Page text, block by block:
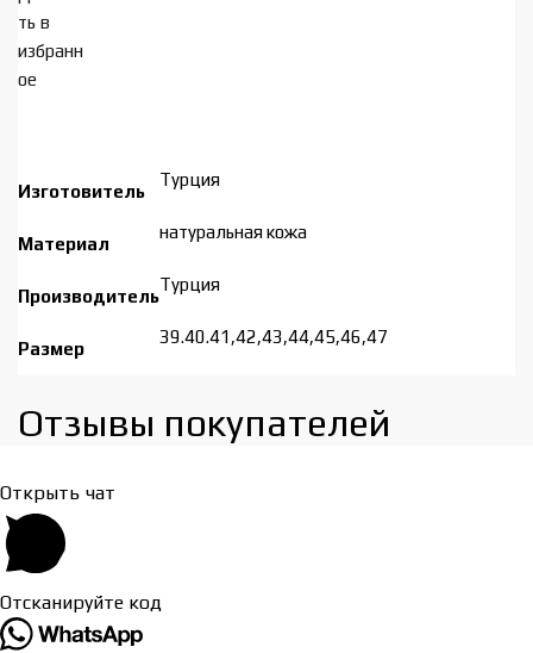
ть в
избранн
ое
Изготовитель
Турция
Материал
натуральная кожа
Производитель
Турция
Размер
39.40.41,42,43,44,45,46,47
Отзывы покупателей​
Открыть чат
Отсканируйте код